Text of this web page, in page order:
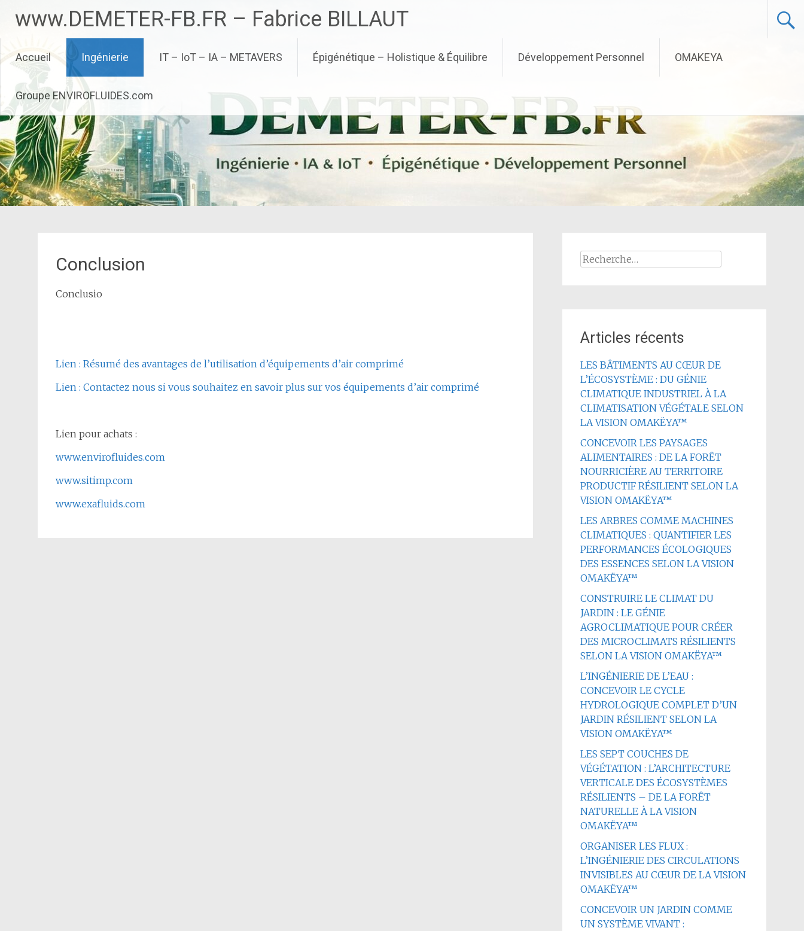
contenu
www.DEMETER-FB.FR – Fabrice BILLAUT
Accueil Ingénierie IT – IoT – IA – METAVERS Épigénétique – Holistique & Équilibre Développement Personnel OMAKEYA
Groupe ENVIROFLUIDES.com
Conclusion
Conclusio
Lien : Résumé des avantages de l’utilisation d’équipements d’air comprimé
Lien : Contactez nous si vous souhaitez en savoir plus sur vos équipements d’air comprimé
Lien pour achats :
www.envirofluides.com
www.sitimp.com
www.exafluids.com
Rechercher :
Articles récents
LES BÂTIMENTS AU CŒUR DE
L’ÉCOSYSTÈME : DU GÉNIE
CLIMATIQUE INDUSTRIEL À LA
CLIMATISATION VÉGÉTALE SELON
LA VISION OMAKËYA™
CONCEVOIR LES PAYSAGES
ALIMENTAIRES : DE LA FORÊT
NOURRICIÈRE AU TERRITOIRE
PRODUCTIF RÉSILIENT SELON LA
VISION OMAKËYA™
LES ARBRES COMME MACHINES
CLIMATIQUES : QUANTIFIER LES
PERFORMANCES ÉCOLOGIQUES
DES ESSENCES SELON LA VISION
OMAKËYA™
CONSTRUIRE LE CLIMAT DU
JARDIN : LE GÉNIE
AGROCLIMATIQUE POUR CRÉER
DES MICROCLIMATS RÉSILIENTS
SELON LA VISION OMAKËYA™
L’INGÉNIERIE DE L’EAU :
CONCEVOIR LE CYCLE
HYDROLOGIQUE COMPLET D’UN
JARDIN RÉSILIENT SELON LA
VISION OMAKËYA™
LES SEPT COUCHES DE
VÉGÉTATION : L’ARCHITECTURE
VERTICALE DES ÉCOSYSTÈMES
RÉSILIENTS – DE LA FORÊT
NATURELLE À LA VISION
OMAKËYA™
ORGANISER LES FLUX :
L’INGÉNIERIE DES CIRCULATIONS
INVISIBLES AU CŒUR DE LA VISION
OMAKËYA™
CONCEVOIR UN JARDIN COMME
UN SYSTÈME VIVANT :